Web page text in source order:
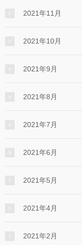
2021年11月
2021年10月
2021年9月
2021年8月
2021年7月
2021年6月
2021年5月
2021年4月
2021年2月